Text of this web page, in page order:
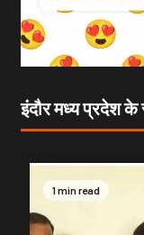
इंदौर मध्य प्रदेश के
1 min read